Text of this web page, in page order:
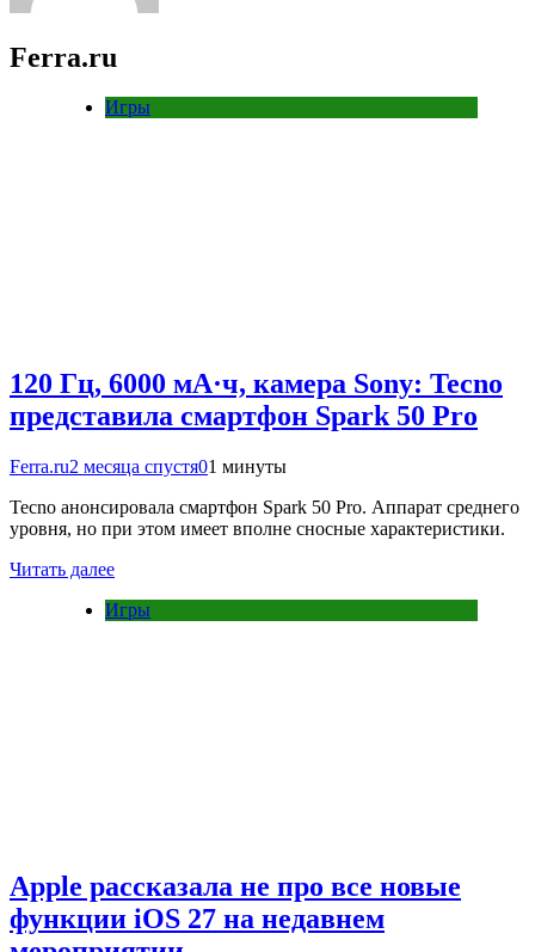
Ferra.ru
Игры
120 Гц, 6000 мА·ч, камера Sony: Tecno
представила смартфон Spark 50 Pro
Ferra.ru2 месяца спустя01 минуты
Tecno анонсировала смартфон Spark 50 Pro. Аппарат среднего
уровня, но при этом имеет вполне сносные характеристики.
Читать далее
Игры
Apple рассказала не про все новые
функции iOS 27 на недавнем